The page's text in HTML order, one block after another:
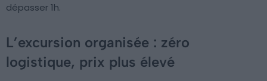
dépasser 1h.
L’excursion organisée : zéro
logistique, prix plus élevé